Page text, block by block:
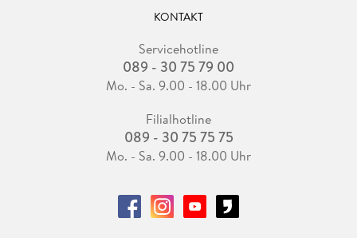
KONTAKT
Servicehotline
089 - 30 75 79 00
Mo. - Sa. 9.00 - 18.00 Uhr
Filialhotline
089 - 30 75 75 75
Mo. - Sa. 9.00 - 18.00 Uhr